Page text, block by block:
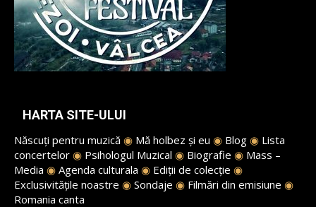
HARTA SITE-ULUI
Născuți pentru muzică ◉ Mă holbez și eu ◉ Blog ◉ Lista
concertelor ◉ Psihologul Muzical ◉ Biografie ◉ Mass –
Media ◉ Agenda culturala ◉ Ediții de colecție ◉
Exclusivitățile noastre ◉ Sondaje ◉ Filmări din emisiune ◉
Romania canta